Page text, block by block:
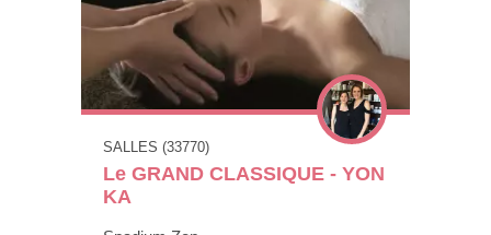
SALLES (33770)
Le GRAND CLASSIQUE - YON
KA